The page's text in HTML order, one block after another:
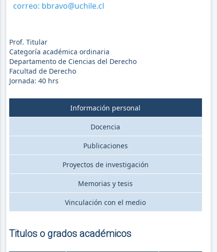
correo: bbravo@uchile.cl
Prof. Titular
Categoría académica ordinaria
Departamento de Ciencias del Derecho
Facultad de Derecho
Jornada: 40hrs
Información personal
Docencia
Publicaciones
Proyectos de investigación
Memorias y tesis
Vinculación con el medio
Titulos o grados académicos